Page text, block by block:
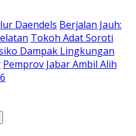
Daendels Berjalan Jauh:
Tokoh Adat Soroti
Dampak Lingkungan
Pemprov Jabar Ambil Alih